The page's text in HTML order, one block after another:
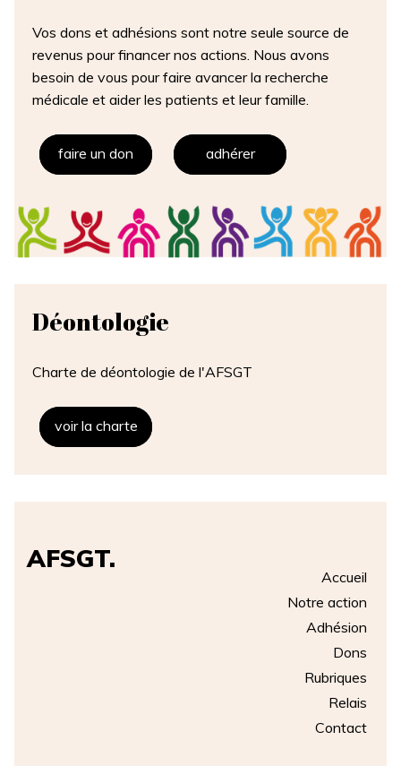
Vos dons et adhésions sont notre seule source de
revenus pour financer nos actions. Nous avons
besoin de vous pour faire avancer la recherche
médicale et aider les patients et leur famille.
faire un don adhérer
Déontologie
Charte de déontologie de l'AFSGT
voir la charte
AFSGT.
Accueil
Notre action
Adhésion
Dons
Rubriques
Relais
Contact